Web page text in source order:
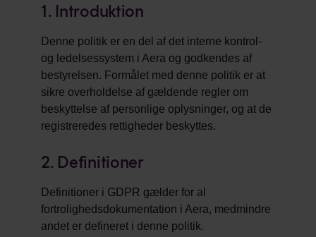
1. Introduktion
Denne politik er en del af det interne kontrol-
og ledelsessystem i Aera og godkendes af
bestyrelsen. Formålet med denne politik er at
sikre overholdelse af gældende regler om
beskyttelse af personlige oplysninger, og at de
registreredes rettigheder beskyttes.
2. Definitioner
Definitioner i GDPR gælder for al
fortrolighedsdokumentation i Aera, medmindre
andet er defineret i denne politik.